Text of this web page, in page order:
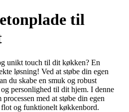
til
unikt touch til dit køkken? En
løsning! Ved at støbe din egen
du skabe en smuk og robust
personlighed til dit hjem. I denne
med at støbe din egen
flot og funktionelt køkkenbord.